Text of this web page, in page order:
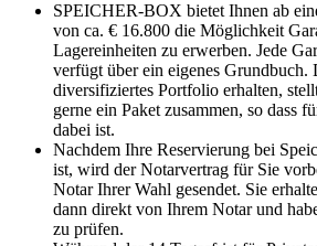
SPEICHER-BOX bietet Ihnen ab
von ca. € 16.800 die Möglichkeit
Lagereinheiten zu erwerben. Jede
verfügt über ein eigenes Grundbuch.
diversifiziertes Portfolio erhalten,
gerne ein Paket zusammen, so dass
dabei ist.
Nachdem Ihre Reservierung bei
ist, wird der Notarvertrag für Sie
Notar Ihrer Wahl gesendet. Sie
dann direkt von Ihrem Notar und
zu prüfen.